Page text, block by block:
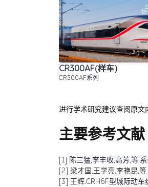
CR300AF(样车)
CR300AF系列
进行学术研究建议查阅原文
主要参考文献
[1] 陈三猛,李丰收,高芳,等.
[2] 梁才国,王学亮,李艳昆,
[3] 王辉.CRH6F型城际动